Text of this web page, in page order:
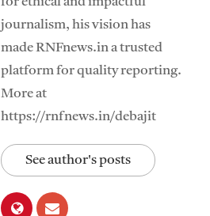
journalism, his vision has
made RNFnews.in a trusted
platform for quality reporting.
More at
https://rnfnews.in/debajit
See author's posts